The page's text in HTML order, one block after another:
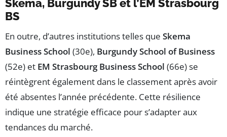
Skema, Burgundy SB et l’EM Strasbourg
BS
En outre, d’autres institutions telles que Skema
Business School (30e), Burgundy School of Business
(52e) et EM Strasbourg Business School (66e) se
réintègrent également dans le classement après avoir
été absentes l’année précédente. Cette résilience
indique une stratégie efficace pour s’adapter aux
tendances du marché.